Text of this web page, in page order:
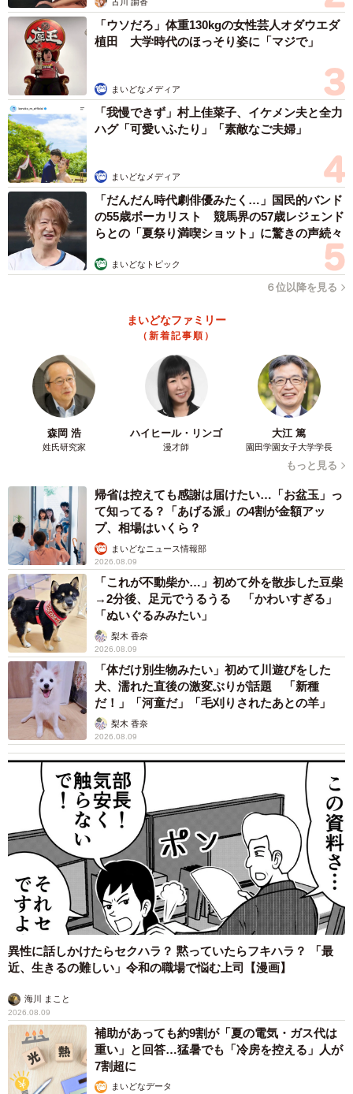
Mさん自身、息子さんの受験前は、他人の受験結果を知り
たいと思った時期もありました。でも今回の一件によっ
て、今後は誰かの子どもが受験を終えたとき、「どこに受
かったの？」と軽々しく聞かないようにしようと心に決め
ました。大切なのは結果ではなく、その子がどんなプロセ
スを経て努力してきたかであって、これからどんな成長を
遂げるかなのだと考えています。
Mさんの息子さんはすでに、新しい学校生活で、部活やイ
ベントを楽しみにしています。その姿を見て、「親の方こ
そ、前を向かなければ」と改めて思うのです。
受験の際に他人から言われて傷ついた一言はありますか？
▼40代 東京都
第一志望の学校の不合格に落ち込んでいる当日に、「うち
は第一志望だったB中学に受かったよ！お疲れさまランチ会
しよう」と一方的に連絡をしてくる人がいました。翌日以
降も試験は続くのに、数週間あけて連絡くれればいいもの
を、発表当日に連絡するなんて、どういう神経なのかと思
いました。
▼30代 千葉県
受験前に「全部終わったら連絡するね」と伝えていたの
に、「C中学どうだった？」と発表のタイミングに合わせて
聞いてくるママ友。連絡してないんだから、落ちたと察し
て欲しいです。
▼40代 埼玉県
うちの息子が第一志望にしていたD中学を「うちの滑り止め
校」と言い、「滑り止めだったD校も受かって、うちの第一
志望校のE校も受かったからE校に行くことにしたよ」と連
絡してくるママ友。うちは第一志望のD校には不合格だった
のに、これはわざとなんでしょうか？
▼40代 神奈川県
息子が受かった中学名を言ったら「第一希望だったの？」
と聞かれました。確かに息子が行く学校は、偏差値的に滑
り止めに選ばれがちな学校ですし、確かに我が家にとって
は第二希望でした。深い意味はなかったかもしれません
「ウソだろ」体重130kgの女性芸人オダウエダ
植田 大学時代のほっそり姿に「マジで」
まいどなメディア
「我慢できず」村上佳菜子、イケメン夫と全力
ハグ「可愛いふたり」「素敵なご夫婦」
まいどなメディア
「だんだん時代劇俳優みたく…」国民的バンド
の55歳ボーカリスト 競馬界の57歳レジェンド
らとの「夏祭り満喫ショット」に驚きの声続々
まいどなトピック
６位以降を見る
まいどなファミリー
（新着記事順）
森岡 浩
姓氏研究家
ハイヒール・リンゴ
漫才師
大江 篤
園田学園女子大学学長
もっと見る
帰省は控えても感謝は届けたい…「お盆玉」っ
て知ってる？「あげる派」の4割が金額アッ
プ、相場はいくら？
まいどなニュース情報部
2026.08.09
「これが不動柴か…」初めて外を散歩した豆柴
→2分後、足元でうるうる 「かわいすぎる」
「ぬいぐるみみたい」
梨木 香奈
2026.08.09
「体だけ別生物みたい」初めて川遊びをした
犬、濡れた直後の激変ぶりが話題 「新種
だ！」「河童だ」「毛刈りされたあとの羊」
梨木 香奈
2026.08.09
異性に話しかけたらセクハラ？ 黙っていたらフキハラ？ 「最
近、生きるの難しい」令和の職場で悩む上司【漫画】
海川 まこと
2026.08.09
補助があっても約9割が「夏の電気・ガス代は
重い」と回答…猛暑でも「冷房を控える」人が
7割超に
まいどなデータ